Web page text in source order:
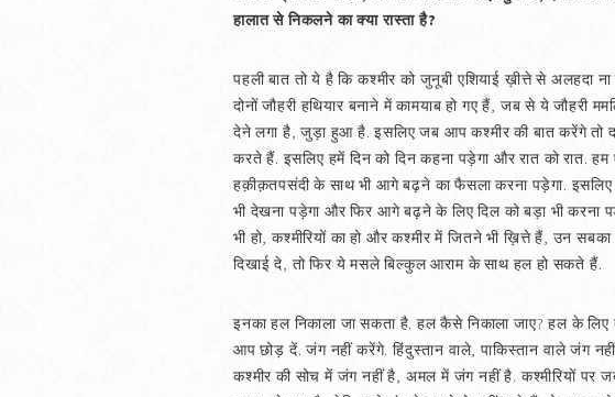
हालात से निकलने का क्या रास्ता है?
पहली बात तो ये है कि कश्मीर को जुनूबी एशियाई ख़ीत्ते से अलहदा
दोनों जौहरी हथियार बनाने में कामयाब हो गए हैं, जब से ये
देने लगा है, जुड़ा हुआ है. इसलिए जब आप कश्मीर की बात करेंगे तो
करते हैं. इसलिए हमें दिन को दिन कहना पड़ेगा और रात को रात.
हक़ीक़तपसंदी के साथ भी आगे बढ़ने का फैसला करना पड़ेगा. इसलिए
भी देखना पड़ेगा और फिर आगे बढ़ने के लिए दिल को बड़ा भी करना
भी हो, कश्मीरियों का हो और कश्मीर में जितने भी ख़ित्ते हैं, उन
दिखाई दे, तो फिर ये मसले बिल्कुल आराम के साथ हल हो सकते हैं.
इनका हल निकाला जा सकता है. हल कैसे निकाला जाए? हल के
आप छोड़ दें. जंग नहीं करेंगे. हिंदुस्तान वाले, पाकिस्तान वाले जंग
कश्मीर की सोच में जंग नहीं है, अमल में जंग नहीं है. कश्मीरियों पर